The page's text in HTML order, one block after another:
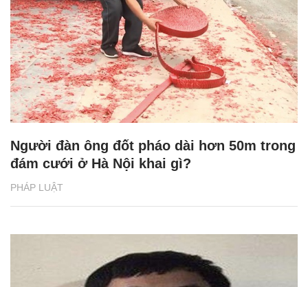
PHÁP LUẬT
Người đàn ông đốt pháo dài hơn 50m trong
đám cưới ở Hà Nội khai gì?